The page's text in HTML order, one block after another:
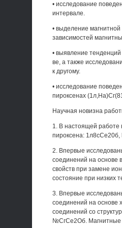
• исследование
интервале.
• выделение
зависимостей
• выявление
ве, а также
к другому.
• исследование
пироксенах
Научная новизна
1. В настоящей работе
пироксена:
2. Впервые
соединений на основе
свойств при замене
состояние при низких
3. Впервые
соединений на основе
соединений со
№СгСе2Об. Магнитные